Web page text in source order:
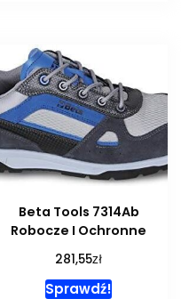
Beta Tools 7314Ab
Robocze I Ochronne
281,55zł
Sprawdź!